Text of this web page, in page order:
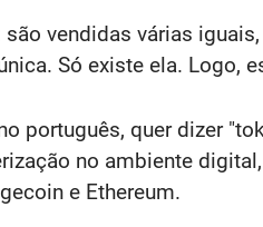
vendidas várias
Só existe ela. Logo,
português, quer dizer
no ambiente
e Ethereum.